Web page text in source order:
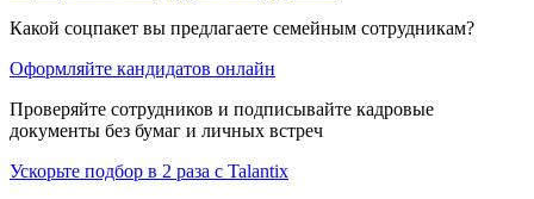
Какой соцпакет вы предлагаете семейным сотрудникам?
Оформляйте кандидатов онлайн
Проверяйте сотрудников и подписывайте кадровые
документы без бумаг и личных встреч
Ускорьте подбор в 2 раза с Talantix